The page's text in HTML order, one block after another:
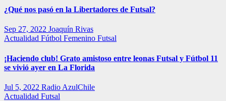
¿Qué nos pasó en la Libertadores de Futsal?
Sep 27, 2022 Joaquín Rivas
Actualidad Fútbol Femenino Futsal
¡Haciendo club! Grato amistoso entre leonas Futsal y Fútbol 11
se vivió ayer en La Florida
Jul 5, 2022 Radio AzulChile
Actualidad Futsal